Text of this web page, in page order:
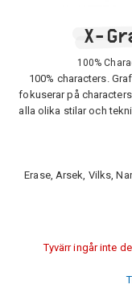
X-
100%
100% characters.
fokuserar på
alla olika stilar och
Erase, Arsek, Vilks,
Tyvärr ingår inte